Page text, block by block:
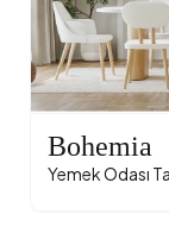
Bohemia
Yemek Odası